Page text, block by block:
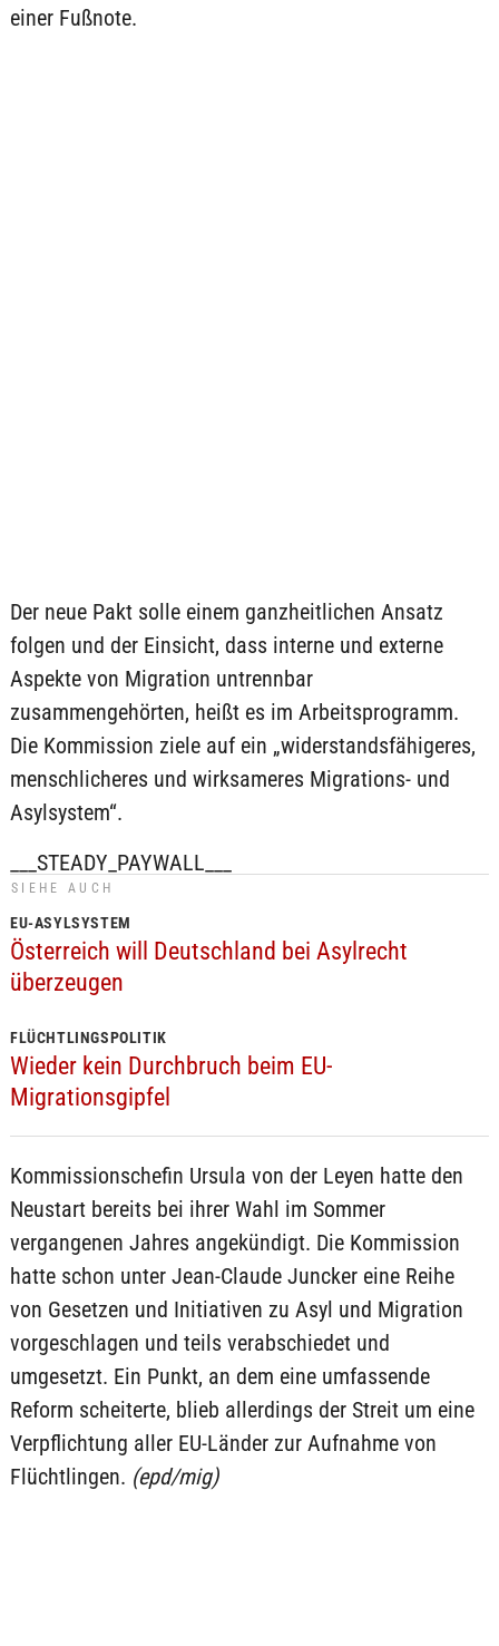
einer Fußnote.
Der neue Pakt solle einem ganzheitlichen Ansatz
folgen und der Einsicht, dass interne und externe
Aspekte von Migration untrennbar
zusammengehörten, heißt es im Arbeitsprogramm.
Die Kommission ziele auf ein „widerstandsfähigeres,
menschlicheres und wirksameres Migrations- und
Asylsystem“.
___STEADY_PAYWALL___
SIEHE AUCH
EU-ASYLSYSTEM
Österreich will Deutschland bei Asylrecht
überzeugen
FLÜCHTLINGSPOLITIK
Wieder kein Durchbruch beim EU-
Migrationsgipfel
Kommissionschefin Ursula von der Leyen hatte den
Neustart bereits bei ihrer Wahl im Sommer
vergangenen Jahres angekündigt. Die Kommission
hatte schon unter Jean-Claude Juncker eine Reihe
von Gesetzen und Initiativen zu Asyl und Migration
vorgeschlagen und teils verabschiedet und
umgesetzt. Ein Punkt, an dem eine umfassende
Reform scheiterte, blieb allerdings der Streit um eine
Verpflichtung aller EU-Länder zur Aufnahme von
Flüchtlingen. (epd/mig)